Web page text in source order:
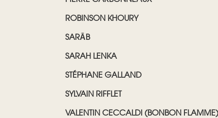
ROBINSON KHOURY
SARĀB
SARAH LENKA
STÉPHANE GALLAND
SYLVAIN RIFFLET
VALENTIN CECCALDI (BONBON